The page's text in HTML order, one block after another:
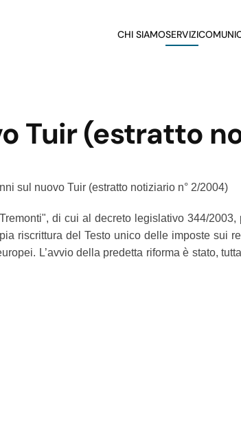
CHI SIAMOSERVIZI
Tuir (estratto
sul nuovo Tuir (estratto notiziario n° 2/2004)
di cui al decreto legislativo 344/
riscrittura del Testo unico delle imposte sui
L’avvio della predetta riforma è stato,